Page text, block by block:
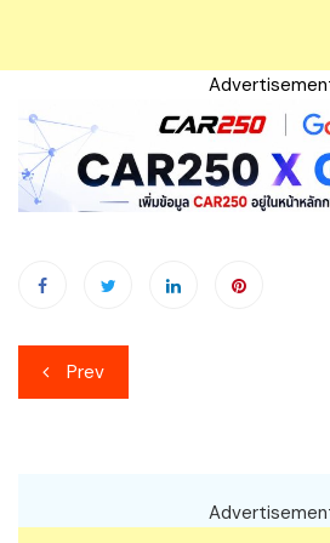
เมนู
นำทาง
Prev